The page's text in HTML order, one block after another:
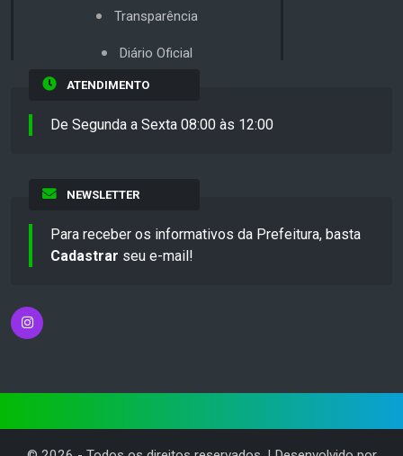
Transparência
Diário Oficial
ATENDIMENTO
De Segunda a Sexta 08:00 às 12:00
NEWSLETTER
Para receber os informativos da Prefeitura, basta
Cadastrar seu e-mail!